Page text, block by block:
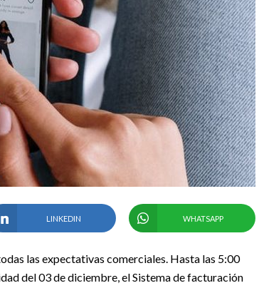
LINKEDIN WHATSAPP
las expectativas comerciales. Hasta las 5:00
del 03 de diciembre, el Sistema de facturación